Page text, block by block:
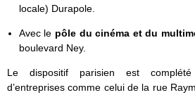
locale) Durapole.
Avec le pôle du cinéma et du
boulevard Ney.
Le dispositif parisien est
d’entreprises comme celui de la rue